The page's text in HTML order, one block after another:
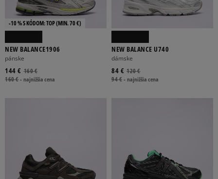
-10 % S KÓDOM: TOP (MIN. 70 €)
NEW BALANCE1906
pánske
160 €
144 €
160 €-najnižšia cena
NEW BALANCE U740
dámske
120 €
84 €
94 €-najnižšia cena